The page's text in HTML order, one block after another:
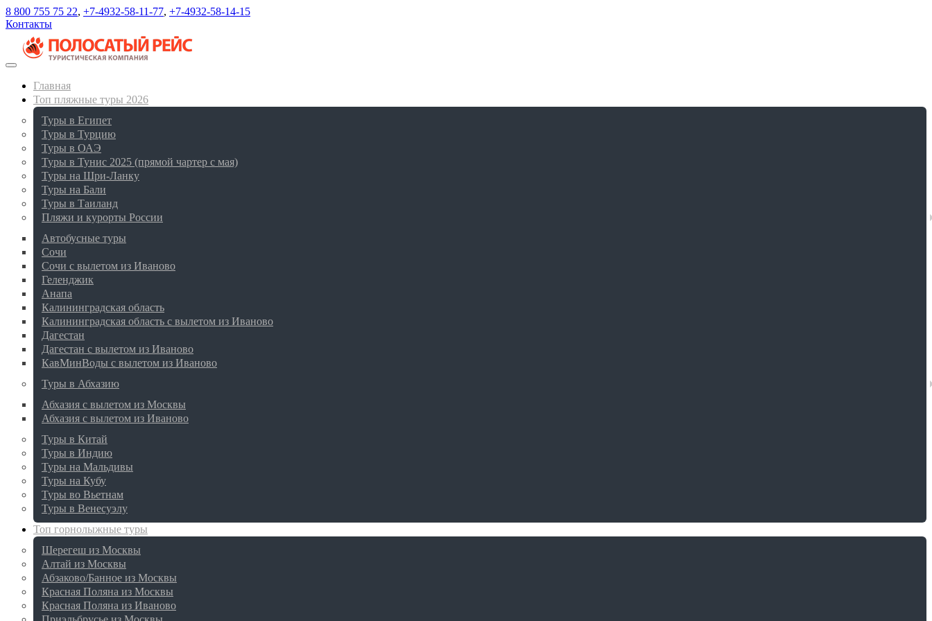
8 800 755 75 22, +7-4932-58-11-77, +7-4932-58-14-15
Контакты
Главная
Топ пляжные туры 2026
Туры в Египет
Туры в Турцию
Туры в ОАЭ
Туры в Тунис 2025 (прямой чартер с мая)
Туры на Шри-Ланку
Туры на Бали
Туры в Таиланд
Пляжи и курорты России
Автобусные туры
Сочи
Сочи с вылетом из Иваново
Геленджик
Анапа
Калининградская область
Калининградская область с вылетом из Иваново
Дагестан
Дагестан с вылетом из Иваново
КавМинВоды с вылетом из Иваново
Туры в Абхазию
Абхазия с вылетом из Москвы
Абхазия с вылетом из Иваново
Туры в Китай
Туры в Индию
Туры на Мальдивы
Туры на Кубу
Туры во Вьетнам
Туры в Венесуэлу
Топ горнолыжные туры
Шерегеш из Москвы
Алтай из Москвы
Абзаково/Банное из Москвы
Красная Поляна из Москвы
Красная Поляна из Иваново